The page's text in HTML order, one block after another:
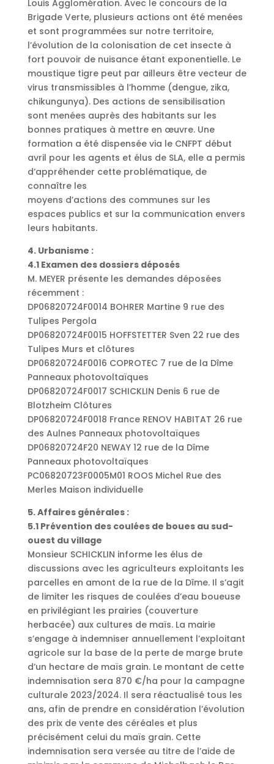
Louis Agglomération. Avec le concours de la
Brigade Verte, plusieurs actions ont été menées
et sont programmées sur notre territoire,
l’évolution de la colonisation de cet insecte à
fort pouvoir de nuisance étant exponentielle. Le
moustique tigre peut par ailleurs être vecteur de
virus transmissibles à l’homme (dengue, zika,
chikungunya). Des actions de sensibilisation
sont menées auprès des habitants sur les
bonnes pratiques à mettre en œuvre. Une
formation a été dispensée via le CNFPT début
avril pour les agents et élus de SLA, elle a permis
d’appréhender cette problématique, de
connaître les
moyens d’actions des communes sur les
espaces publics et sur la communication envers
leurs habitants.
4. Urbanisme :
4.1 Examen des dossiers déposés
M. MEYER présente les demandes déposées
récemment :
DP06820724F0014 BOHRER Martine 9 rue des
Tulipes Pergola
DP06820724F0015 HOFFSTETTER Sven 22 rue des
Tulipes Murs et clôtures
DP06820724F0016 COPROTEC 7 rue de la Dîme
Panneaux photovoltaïques
DP06820724F0017 SCHICKLIN Denis 6 rue de
Blotzheim Clôtures
DP06820724F0018 France RENOV HABITAT 26 rue
des Aulnes Panneaux photovoltaïques
DP06820724F20 NEWAY 12 rue de la Dîme
Panneaux photovoltaïques
PC06820723F0005M01 ROOS Michel Rue des
Merles Maison individuelle
5. Affaires générales :
5.1 Prévention des coulées de boues au sud-
ouest du village
Monsieur SCHICKLIN informe les élus de
discussions avec les agriculteurs exploitants les
parcelles en amont de la rue de la Dîme. Il s’agit
de limiter les risques de coulées d’eau boueuse
en privilégiant les prairies (couverture
herbacée) aux cultures de maïs. La mairie
s’engage à indemniser annuellement l’exploitant
agricole sur la base de la perte de marge brute
d’un hectare de maïs grain. Le montant de cette
indemnisation sera 870 €/ha pour la campagne
culturale 2023/2024. Il sera réactualisé tous les
ans, afin de prendre en considération l’évolution
des prix de vente des céréales et plus
précisément celui du maïs grain. Cette
indemnisation sera versée au titre de l’aide de